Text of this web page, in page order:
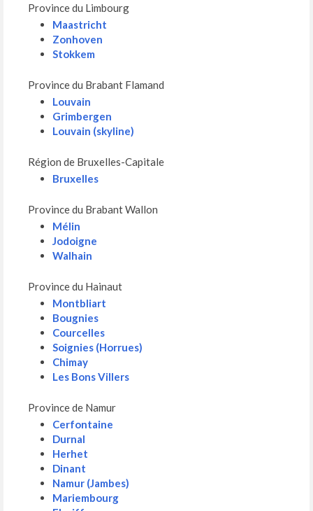
Province du Limbourg
Maastricht
Zonhoven
Stokkem
Province du Brabant Flamand
Louvain
Grimbergen
Louvain (skyline)
Région de Bruxelles-Capitale
Bruxelles
Province du Brabant Wallon
Mélin
Jodoigne
Walhain
Province du Hainaut
Montbliart
Bougnies
Courcelles
Soignies (Horrues)
Chimay
Les Bons Villers
Province de Namur
Cerfontaine
Durnal
Herhet
Dinant
Namur (Jambes)
Mariembourg